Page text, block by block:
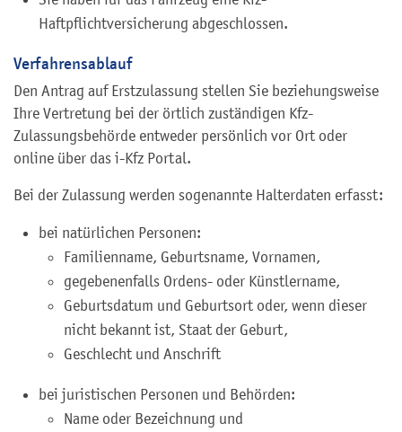
Haftpflichtversicherung abgeschlossen.
Verfahrensablauf
Den Antrag auf Erstzulassung stellen Sie beziehungsweise
Ihre Vertretung bei der örtlich zuständigen Kfz-
Zulassungsbehörde entweder persönlich vor Ort oder
online über das i-Kfz Portal.
Bei der Zulassung werden sogenannte Halterdaten erfasst:
bei natürlichen Personen:
Familienname, Geburtsname, Vornamen,
gegebenenfalls Ordens- oder Künstlername,
Geburtsdatum und Geburtsort oder, wenn dieser
nicht bekannt ist, Staat der Geburt,
Geschlecht und Anschrift
bei juristischen Personen und Behörden:
Name oder Bezeichnung und